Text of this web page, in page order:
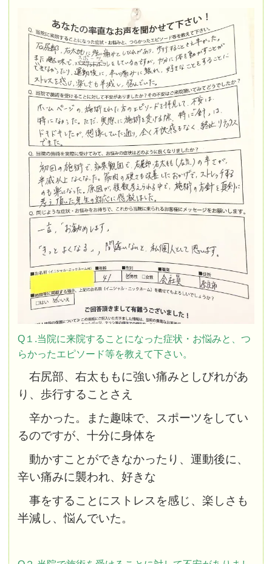
Q１.当院に来院することになった症状・お悩みと、つ
らかったエピソード等を教えて下さい。
右尻部、右太ももに強い痛みとしびれがあ
り、歩行することさえ
辛かった。また趣味で、スポーツをしてい
るのですが、十分に身体を
動かすことができなかったり、運動後に、
辛い痛みに襲われ、好きな
事をすることに ストレスを感じ、楽しさも
半減し、悩んでいた。